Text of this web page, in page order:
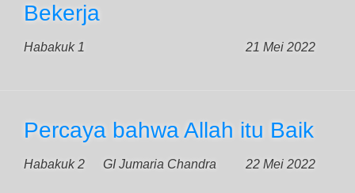
Bekerja
Habakuk 1 21 Mei 2022
Percaya bahwa Allah itu Baik
Habakuk 2 22 Mei 2022
GI Jumaria Chandra